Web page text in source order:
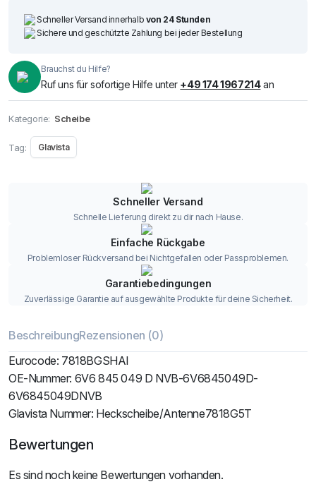
Schneller Versand innerhalb von 24 Stunden
Sichere und geschützte Zahlung bei jeder Bestellung
Brauchst du Hilfe?
Ruf uns für sofortige Hilfe unter +49 174 1967214an
Kategorie: Scheibe
Tag: Glavista
Schneller Versand
Schnelle Lieferung direkt zu dir nach Hause.
Einfache Rückgabe
Problemloser Rückversand bei Nichtgefallen oder Passproblemen.
Garantiebedingungen
Zuverlässige Garantie auf ausgewählte Produkte für deine Sicherheit.
BeschreibungRezensionen (0)
Eurocode: 7818BGSHAI
OE-Nummer: 6V6 845 049 D NVB-6V6845049D-
6V6845049DNVB
Glavista Nummer: Heckscheibe/Antenne7818G5T
Bewertungen
Es sind noch keine Bewertungen vorhanden.